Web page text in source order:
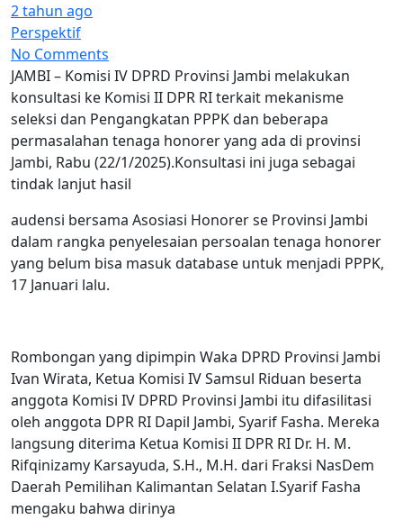
2 tahun ago
Perspektif
No Comments
JAMBI – Komisi IV DPRD Provinsi Jambi melakukan
konsultasi ke Komisi II DPR RI terkait mekanisme
seleksi dan Pengangkatan PPPK dan beberapa
permasalahan tenaga honorer yang ada di provinsi
Jambi, Rabu (22/1/2025).Konsultasi ini juga sebagai
tindak lanjut hasil
audensi bersama Asosiasi Honorer se Provinsi Jambi
dalam rangka penyelesaian persoalan tenaga honorer
yang belum bisa masuk database untuk menjadi PPPK,
17 Januari lalu.
Rombongan yang dipimpin Waka DPRD Provinsi Jambi
Ivan Wirata, Ketua Komisi IV Samsul Riduan beserta
anggota Komisi IV DPRD Provinsi Jambi itu difasilitasi
oleh anggota DPR RI Dapil Jambi, Syarif Fasha. Mereka
langsung diterima Ketua Komisi II DPR RI Dr. H. M.
Rifqinizamy Karsayuda, S.H., M.H. dari Fraksi NasDem
Daerah Pemilihan Kalimantan Selatan I.Syarif Fasha
mengaku bahwa dirinya